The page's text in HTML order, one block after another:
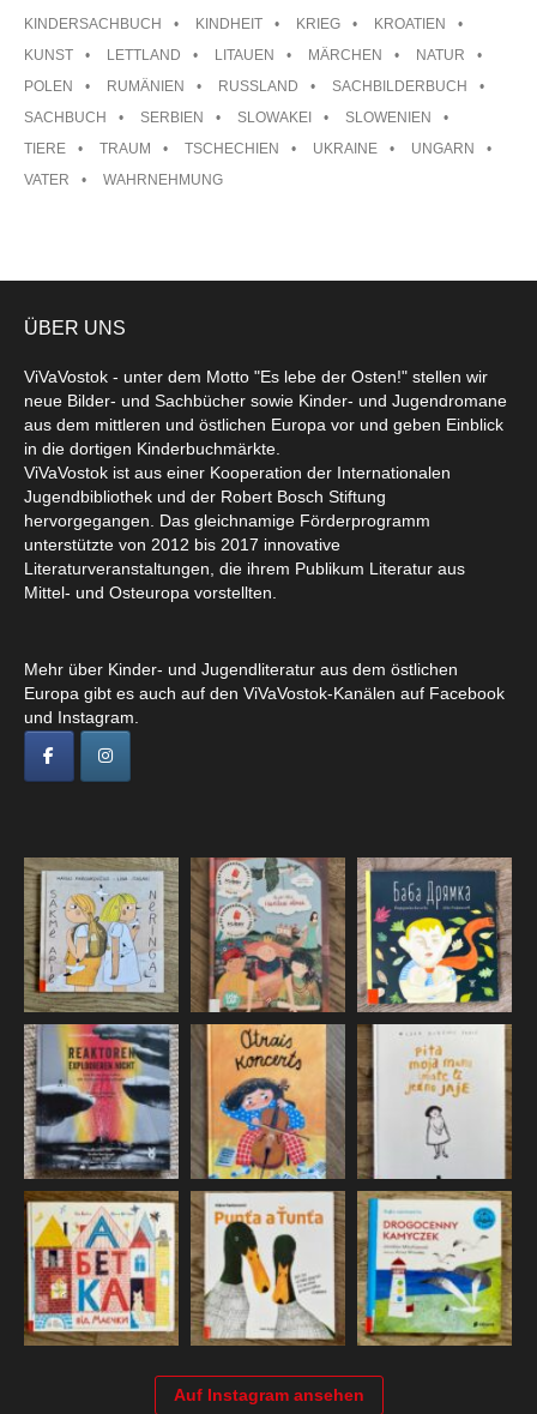
KINDERSACHBUCH
KINDHEIT KRIEG
KROATIEN
KUNST
LETTLAND LITAUEN MÄRCHEN
NATUR
POLEN
RUMÄNIEN RUSSLAND
SACHBILDERBUCH
SACHBUCH
SERBIEN SLOWAKEI
SLOWENIEN
TIERE
TRAUM TSCHECHIEN UKRAINE
UNGARN
VATER
WAHRNEHMUNG
ÜBER UNS
ViVaVostok - unter dem Motto "Es lebe der Osten!" stellen wir
neue Bilder- und Sachbücher sowie Kinder- und Jugendromane
aus dem mittleren und östlichen Europa vor und geben Einblick
in die dortigen Kinderbuchmärkte.
ViVaVostok ist aus einer Kooperation der Internationalen
Jugendbibliothek und der Robert Bosch Stiftung
hervorgegangen. Das gleichnamige Förderprogramm
unterstützte von 2012 bis 2017 innovative
Literaturveranstaltungen, die ihrem Publikum Literatur aus
Mittel- und Osteuropa vorstellten.
Mehr über Kinder- und Jugendliteratur aus dem östlichen
Europa gibt es auch auf den ViVaVostok-Kanälen auf Facebook
und Instagram.
Auf Instagram ansehen